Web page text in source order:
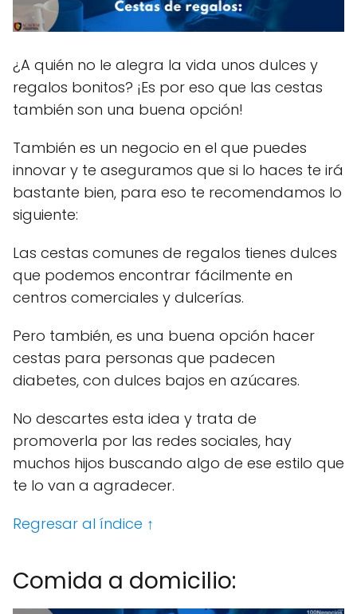
¿A quién no le alegra la vida unos dulces y
regalos bonitos? ¡Es por eso que las cestas
también son una buena opción!
También es un negocio en el que puedes
innovar y te aseguramos que si lo haces te irá
bastante bien, para eso te recomendamos lo
siguiente:
Las cestas comunes de regalos tienes dulces
que podemos encontrar fácilmente en
centros comerciales y dulcerías.
Pero también, es una buena opción hacer
cestas para personas que padecen
diabetes, con dulces bajos en azúcares.
No descartes esta idea y trata de
promoverla por las redes sociales, hay
muchos hijos buscando algo de ese estilo que
te lo van a agradecer.
Regresar al índice ↑
Comida a domicilio: